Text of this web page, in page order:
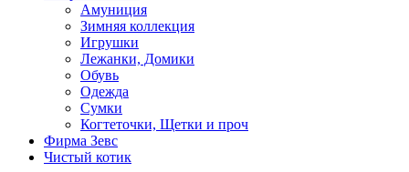
Амуниция
Зимняя коллекция
Игрушки
Лежанки, Домики
Обувь
Одежда
Сумки
Когтеточки, Щетки и проч
Фирма Зевс
Чистый котик